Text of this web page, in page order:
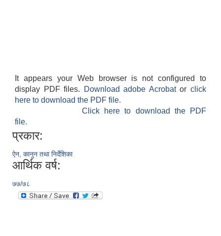
It appears your Web browser is not configured to
display PDF files.
Download adobe Acrobatorclick
here to download the PDF file.
Click here to download the PDF
file.
प्रकार:
ऐन, कानुन तथा निर्देशिका
आर्थिक वर्ष:
७७/७८